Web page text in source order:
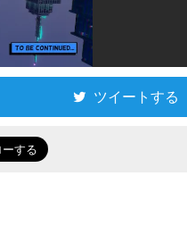
ツイートする